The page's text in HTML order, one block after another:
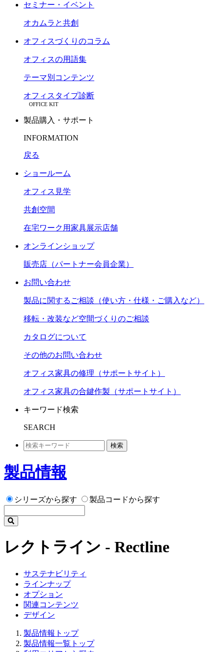
セミナー・イベント
オカムラと共創
オフィスづくりのコラム
オフィスの用語集
テーマ別コンテンツ
オフィスタイプ診断
OFFICE KIT
製品購入・サポート
INFORMATION
戻る
ショールーム
オフィス見学
共創空間
在宅ワーク用家具展示店舗
オンラインショップ
販売店（パートナー会員企業）
お問い合わせ
製品に関するご相談（使い方・仕様・ご購入など）
移転・改装など空間づくりのご相談
カタログについて
その他のお問い合わせ
オフィス家具の修理（サポートサイト）
オフィス家具の合鍵作製（サポートサイト）
キーワード検索
SEARCH
検索
製品情報
シリーズから探す 製品コードから探す
レクトライン - Rectline
サステナビリティ
ラインナップ
オプション
関連コンテンツ
デザイン
製品情報トップ
製品情報一覧トップ